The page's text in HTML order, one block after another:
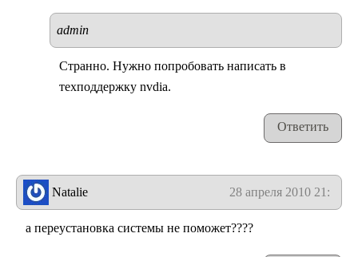
admin
Странно. Нужно попробовать написать в
техподдержку nvdia.
Ответить
Natalie 28 апреля 2010 21:25
а переустановка системы не поможет????